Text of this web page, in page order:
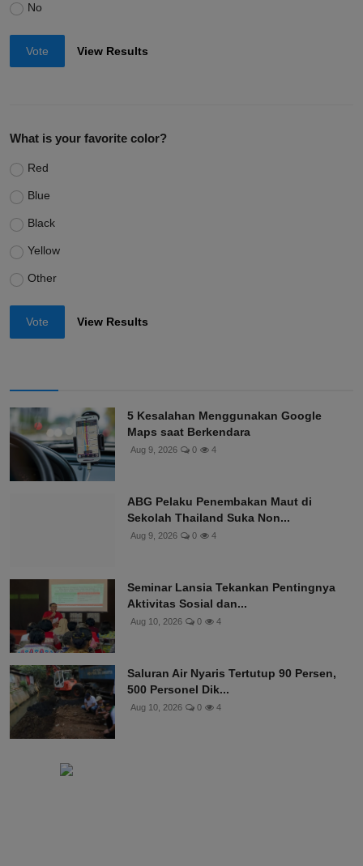
No
Vote View Results
What is your favorite color?
Red
Blue
Black
Yellow
Other
Vote View Results
5 Kesalahan Menggunakan Google
Maps saat Berkendara
Aug 9, 2026 0 4
ABG Pelaku Penembakan Maut di
Sekolah Thailand Suka Non...
Aug 9, 2026 0 4
Seminar Lansia Tekankan Pentingnya
Aktivitas Sosial dan...
Aug 10, 2026 0 4
Saluran Air Nyaris Tertutup 90 Persen,
500 Personel Dik...
Aug 10, 2026 0 4